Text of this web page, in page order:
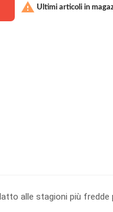
 Ultimi articoli in
alle stagioni più